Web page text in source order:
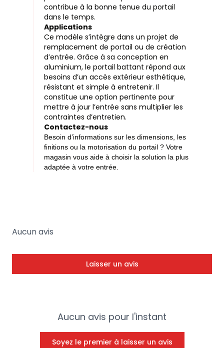
contribue à la bonne tenue du portail
dans le temps.
Applications
Ce modèle s’intègre dans un projet de
remplacement de portail ou de création
d’entrée. Grâce à sa conception en
aluminium, le portail battant répond aux
besoins d’un accès extérieur esthétique,
résistant et simple à entretenir. Il
constitue une option pertinente pour
mettre à jour l’entrée sans multiplier les
contraintes d’entretien.
Contactez-nous
Besoin d’informations sur les dimensions, les
finitions ou la motorisation du portail ? Votre
magasin vous aide à choisir la solution la plus
adaptée à votre entrée.
Aucun avis pour l'instant
Soyez le premier à laisser un avis
Aucun avis
Laisser un avis